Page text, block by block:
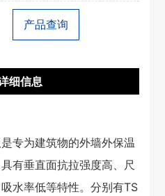
产品查询
细信息
为建筑物的外墙外保温
有垂直面抗拉强度高、尺
水率低等特性。分别有TS